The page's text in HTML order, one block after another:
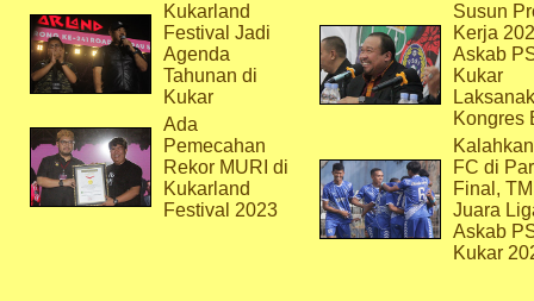
Kukarland
Festival Jadi
Agenda
Tahunan di
Kukar
Ada
Pemecahan
Rekor MURI di
Kukarland
Festival 2023
Susun
Kerja
Askab
Kukar
Kongres
FC di
Final,
Juara
Askab
Kukar